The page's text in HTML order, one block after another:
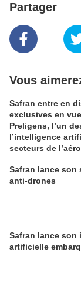
Partager
Vous
Safran entre en
exclusives en
Preligens, l’un
l’intelligence
secteurs de
Safran lance son
anti-drones
Safran lance son
artificielle